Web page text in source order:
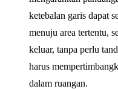
ketebalan garis dapat
menuju area tertentu,
keluar, tanpa perlu
harus
dalam ruangan.